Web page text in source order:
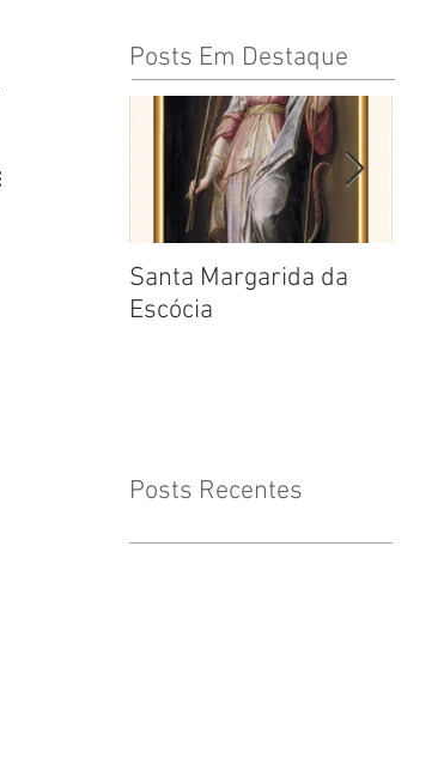
Posts Em Destaque
Santa Margarida da
Escócia
Posts Recentes